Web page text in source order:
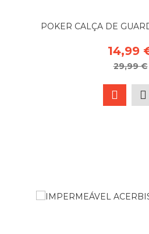
POKER CALÇA DE
14,99
29,99 €